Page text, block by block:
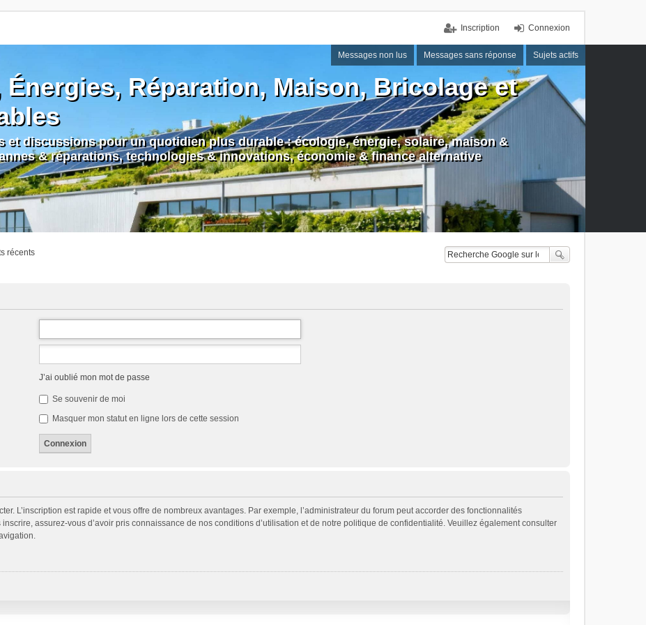
Connexion
Inscription
Messages non lus Messages sans réponse Sujets actifs
Réparation, Maison, Bricolage et
et discussions pour un quotidien plus durable : écologie, énergie, solaire, maison &
& réparations, technologies & innovations, économie & finance alternative
récents
J’ai oublié mon mot de passe
Se souvenir de moi
Masquer mon statut en ligne lors de cette session
L’inscription est rapide et vous offre de nombreux avantages. Par exemple, l’administrateur du forum peut accorder des fonctionnalités
assurez-vous d’avoir pris connaissance de nos conditions d’utilisation et de notre politique de confidentialité. Veuillez également consulter